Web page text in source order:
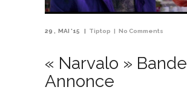
29 MAI '15 Tiptop No Comments
« Narvalo » Bande
Annonce